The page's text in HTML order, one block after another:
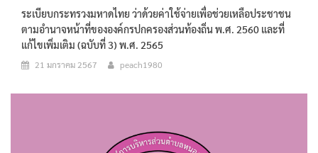
ระเบียบกระทรวงมหาดไทย ว่าด้วยค่าใช้จ่ายเพื่อช่วยเหลือประชาชน
ตามอำนาจหน้าที่ขององค์กรปกครองส่วนท้องถิ่น พ.ศ. 2560 และที่
แก้ไขเพิ่มเติม (ฉบับที่ 3) พ.ศ. 2565
21 มกราคม 2567 peach1980